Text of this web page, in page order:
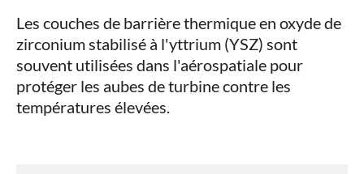
Les couches de barrière thermique en oxyde de
zirconium stabilisé à l'yttrium (YSZ) sont
souvent utilisées dans l'aérospatiale pour
protéger les aubes de turbine contre les
températures élevées.